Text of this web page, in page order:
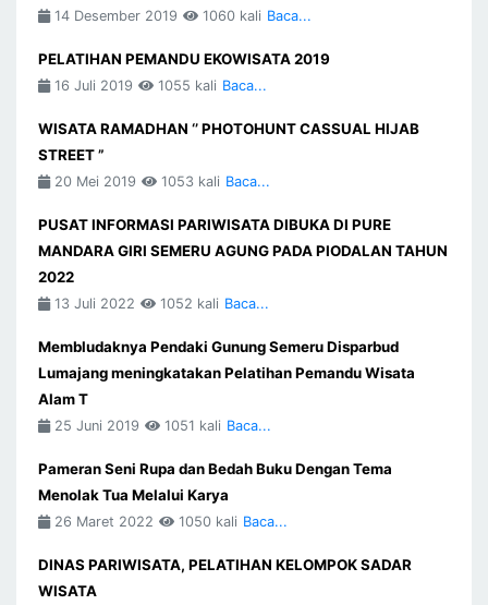
14 Desember 2019 1060 kali Baca...
PELATIHAN PEMANDU EKOWISATA 2019
16 Juli 2019 1055 kali Baca...
WISATA RAMADHAN ‘’ PHOTOHUNT CASSUAL HIJAB
STREET ”
20 Mei 2019 1053 kali Baca...
PUSAT INFORMASI PARIWISATA DIBUKA DI PURE
MANDARA GIRI SEMERU AGUNG PADA PIODALAN TAHUN
2022
13 Juli 2022 1052 kali Baca...
Membludaknya Pendaki Gunung Semeru Disparbud
Lumajang meningkatakan Pelatihan Pemandu Wisata
Alam T
25 Juni 2019 1051 kali Baca...
Pameran Seni Rupa dan Bedah Buku Dengan Tema
Menolak Tua Melalui Karya
26 Maret 2022 1050 kali Baca...
DINAS PARIWISATA, PELATIHAN KELOMPOK SADAR
WISATA